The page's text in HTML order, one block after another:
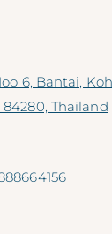
6, Bantai, Koh
Thailand